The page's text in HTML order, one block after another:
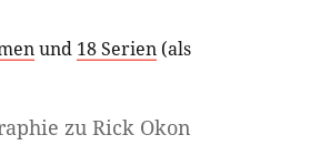
und 18 Serien (als
zu Rick Okon